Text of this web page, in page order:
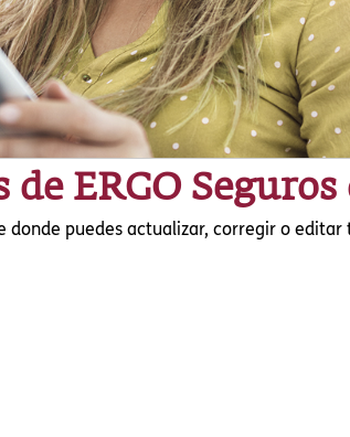
ERGO Seguros
donde puedes actualizar, corregir o